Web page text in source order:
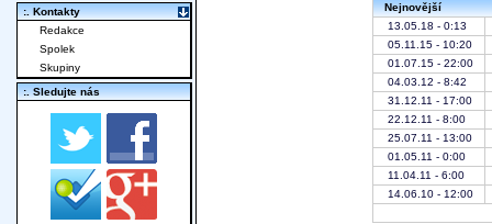
Nejnovější
13.05.18 - 0:13
05.11.15 - 10:20
01.07.15 - 22:00
04.03.12 - 8:42
31.12.11 - 17:00
22.12.11 - 8:00
25.07.11 - 13:00
01.05.11 - 0:00
11.04.11 - 6:00
14.06.10 - 12:00
:. Kontakty
Redakce
Spolek
Skupiny
:. Sledujte nás